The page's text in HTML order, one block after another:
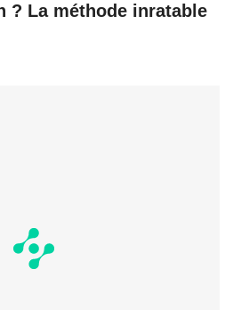
? La méthode inratable